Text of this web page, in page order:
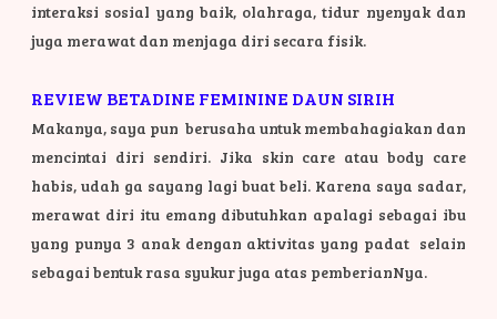
interaksi sosial yang baik, olahraga, tidur nyenyak dan
juga merawat dan menjaga diri secara fisik.
REVIEW BETADINE FEMININE DAUN SIRIH
Makanya, saya pun berusaha untuk membahagiakan dan
mencintai diri sendiri. Jika skin care atau body care
habis, udah ga sayang lagi buat beli. Karena saya sadar,
merawat diri itu emang dibutuhkan apalagi sebagai ibu
yang punya 3 anak dengan aktivitas yang padat selain
sebagai bentuk rasa syukur juga atas pemberianNya.